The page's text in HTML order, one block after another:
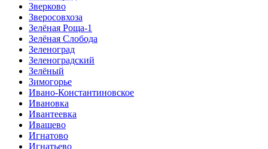
Зверково
Зверосовхоза
Зелёная Роща-1
Зелёная Слобода
Зеленоград
Зеленоградский
Зелёный
Зимогорье
Ивано-Константиновское
Ивановка
Ивантеевка
Ивашево
Игнатово
Игнатьево